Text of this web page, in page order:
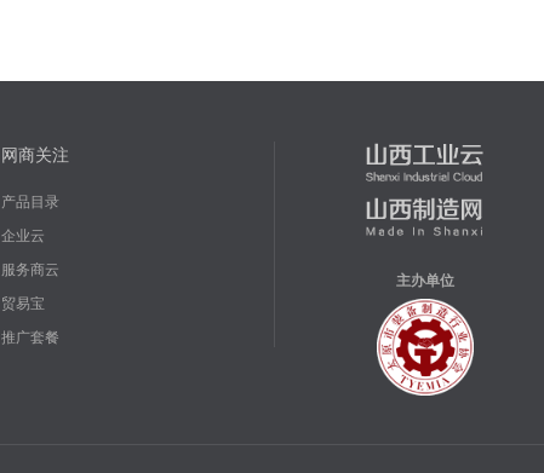
网商关注
产品目录
企业云
服务商云
贸易宝
推广套餐
主办单位